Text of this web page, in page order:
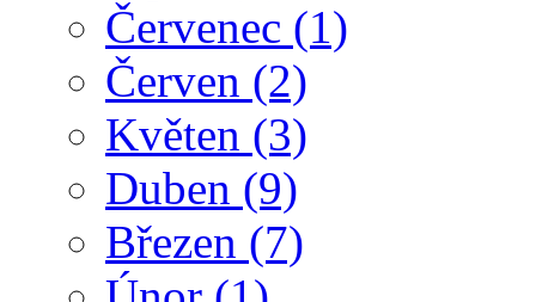
Červenec (1)
Červen (2)
Květen (3)
Duben (9)
Březen (7)